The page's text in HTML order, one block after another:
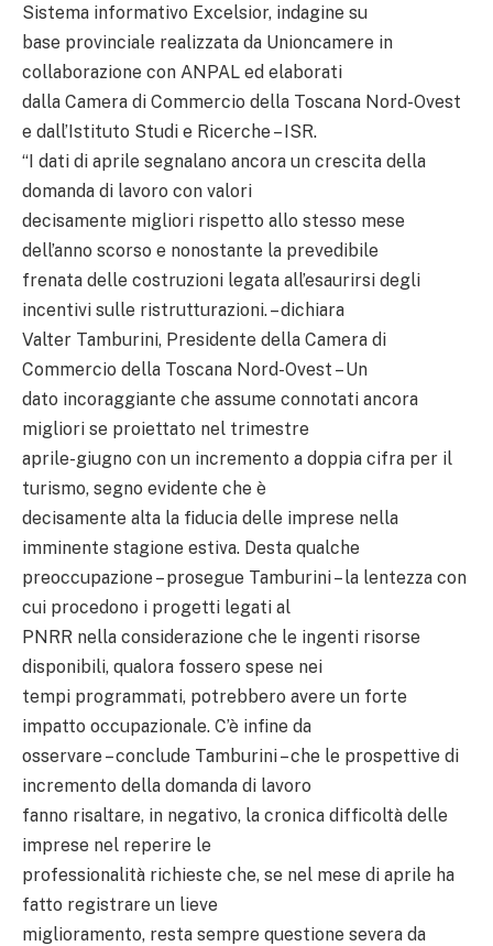
Sistema informativo Excelsior, indagine su
base provinciale realizzata da Unioncamere in
collaborazione con ANPAL ed elaborati
dalla Camera di Commercio della Toscana Nord-Ovest
e dall’Istituto Studi e Ricerche – ISR.
“I dati di aprile segnalano ancora un crescita della
domanda di lavoro con valori
decisamente migliori rispetto allo stesso mese
dell’anno scorso e nonostante la prevedibile
frenata delle costruzioni legata all’esaurirsi degli
incentivi sulle ristrutturazioni. – dichiara
Valter Tamburini, Presidente della Camera di
Commercio della Toscana Nord-Ovest – Un
dato incoraggiante che assume connotati ancora
migliori se proiettato nel trimestre
aprile-giugno con un incremento a doppia cifra per il
turismo, segno evidente che è
decisamente alta la fiducia delle imprese nella
imminente stagione estiva. Desta qualche
preoccupazione – prosegue Tamburini – la lentezza con
cui procedono i progetti legati al
PNRR nella considerazione che le ingenti risorse
disponibili, qualora fossero spese nei
tempi programmati, potrebbero avere un forte
impatto occupazionale. C’è infine da
osservare – conclude Tamburini – che le prospettive di
incremento della domanda di lavoro
fanno risaltare, in negativo, la cronica difficoltà delle
imprese nel reperire le
professionalità richieste che, se nel mese di aprile ha
fatto registrare un lieve
miglioramento, resta sempre questione severa da